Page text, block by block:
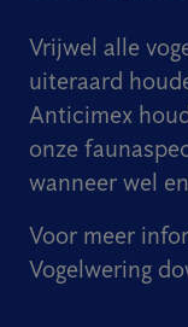
Vrijwel alle
uiteraard
Anticimex
onze
wanneer wel
Voor meer
Vogelwering